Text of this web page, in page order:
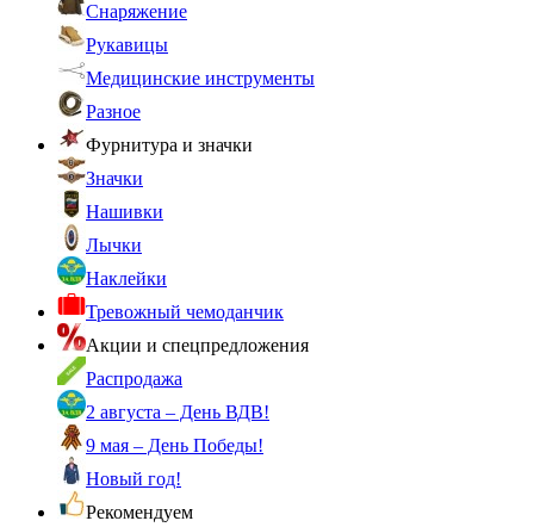
Снаряжение
Рукавицы
Медицинские инструменты
Разное
Фурнитура и значки
Значки
Нашивки
Лычки
Наклейки
Тревожный чемоданчик
Акции и спецпредложения
Распродажа
2 августа – День ВДВ!
9 мая – День Победы!
Новый год!
Рекомендуем